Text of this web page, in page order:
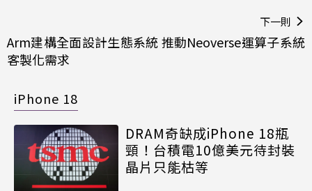
下一則
Arm建構全面設計生態系統 推動Neoverse運算子系統
客製化需求
iPhone 18
DRAM奇缺成iPhone 18瓶
頸！台積電10億美元待封裝
晶片只能枯等